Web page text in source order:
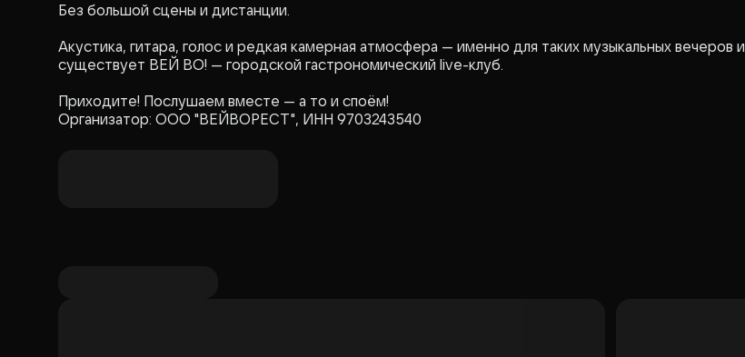
Без большой сцены и дистанции.
Акустика, гитара, голос и редкая камерная атмосфера — именно для таких музыкальных вечеров и
существует ВЕЙ ВО! — городской гастрономический live-клуб.
Приходите! Послушаем вместе — а то и споём!
Организатор: ООО "ВЕЙВОРЕСТ", ИНН 9703243540